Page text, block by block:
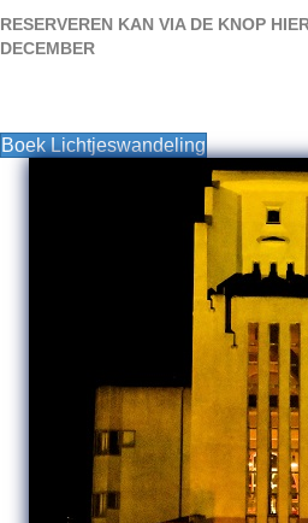
RESERVEREN KAN VIA DE KNOP
DECEMBER
Boek Lichtjeswandeling